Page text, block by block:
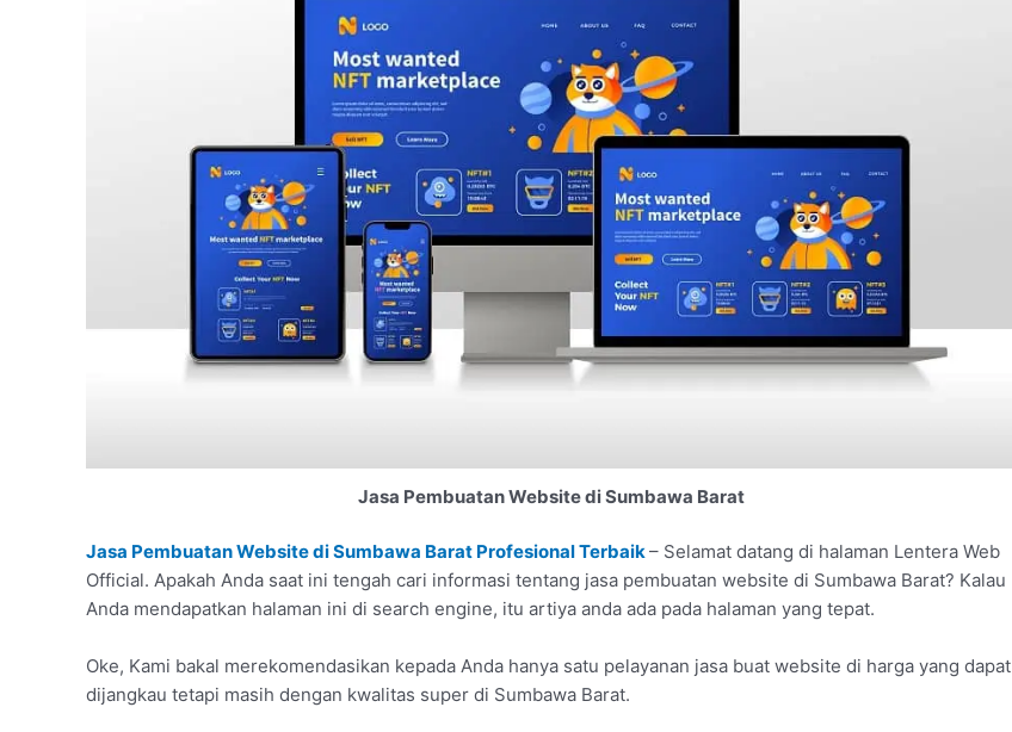
Jasa Pembuatan Website di Sumbawa Barat
Jasa Pembuatan Website di Sumbawa Barat Profesional Terbaik– Selamat datang di halaman Lentera Web
Official. Apakah Anda saat ini tengah cari informasi tentang jasa pembuatan website di Sumbawa Barat? Kalau
Anda mendapatkan halaman ini di search engine, itu artiya anda ada pada halaman yang tepat.
Oke, Kami bakal merekomendasikan kepada Anda hanya satu pelayanan jasa buat website di harga yang dapat
dijangkau tetapi masih dengan kwalitas super di Sumbawa Barat.